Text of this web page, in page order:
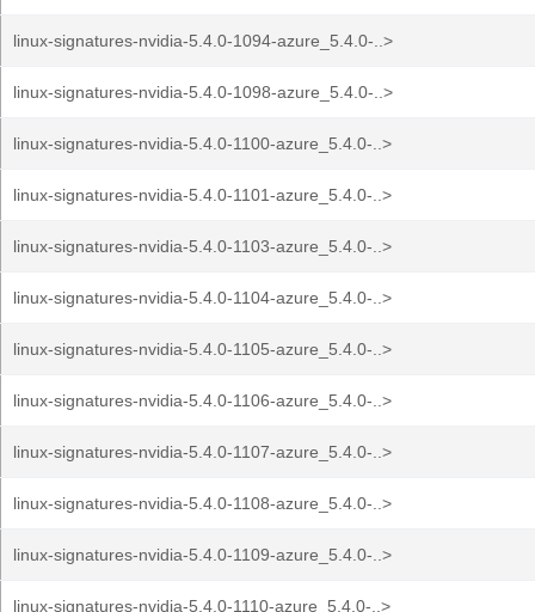
linux-signatures-nvidia-5.4.0-1094-azure_5.4.0-..>
linux-signatures-nvidia-5.4.0-1098-azure_5.4.0-..>
linux-signatures-nvidia-5.4.0-1100-azure_5.4.0-..>
linux-signatures-nvidia-5.4.0-1101-azure_5.4.0-..>
linux-signatures-nvidia-5.4.0-1103-azure_5.4.0-..>
linux-signatures-nvidia-5.4.0-1104-azure_5.4.0-..>
linux-signatures-nvidia-5.4.0-1105-azure_5.4.0-..>
linux-signatures-nvidia-5.4.0-1106-azure_5.4.0-..>
linux-signatures-nvidia-5.4.0-1107-azure_5.4.0-..>
linux-signatures-nvidia-5.4.0-1108-azure_5.4.0-..>
linux-signatures-nvidia-5.4.0-1109-azure_5.4.0-..>
linux-signatures-nvidia-5.4.0-1110-azure_5.4.0-..>